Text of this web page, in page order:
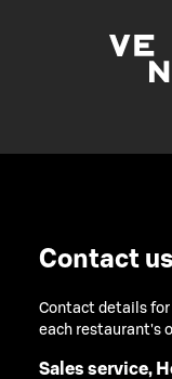
Contact us
Contact details
each restaurant's
Sales service,